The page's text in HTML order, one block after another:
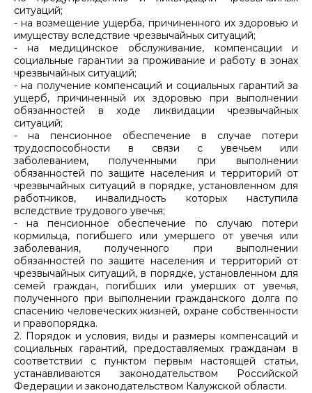
ситуаций;
- на возмещение ущерба, причиненного их здоровью и
имуществу вследствие чрезвычайных ситуаций;
- на медицинское обслуживание, компенсации и
социальные гарантии за проживание и работу в зонах
чрезвычайных ситуаций;
- на получение компенсаций и социальных гарантий за
ущерб, причиненный их здоровью при выполнении
обязанностей в ходе ликвидации чрезвычайных
ситуаций;
- на пенсионное обеспечение в случае потери
трудоспособности в связи с увечьем или
заболеванием, полученными при выполнении
обязанностей по защите населения и территорий от
чрезвычайных ситуаций в порядке, установленном для
работников, инвалидность которых наступила
вследствие трудового увечья;
- на пенсионное обеспечение по случаю потери
кормильца, погибшего или умершего от увечья или
заболевания, полученного при выполнении
обязанностей по защите населения и территорий от
чрезвычайных ситуаций, в порядке, установленном для
семей граждан, погибших или умерших от увечья,
полученного при выполнении гражданского долга по
спасению человеческих жизней, охране собственности
и правопорядка.
2. Порядок и условия, виды и размеры компенсаций и
социальных гарантий, предоставляемых гражданам в
соответствии с пунктом первым настоящей статьи,
устанавливаются законодательством Российской
Федерации и законодательством Калужской области.